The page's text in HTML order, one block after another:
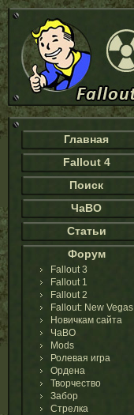
Главная
Fallout 4
Поиск
ЧаВО
Статьи
Форум
Fallout 3
Fallout 1
Fallout 2
Fallout: New Vegas
Новичкам сайта
ЧаВО
Mods
Ролевая игра
Ордена
Творчество
Забор
Стрелка